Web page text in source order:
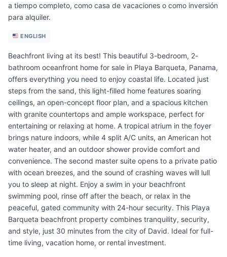
a tiempo completo, como casa de vacaciones o como inversión
para alquiler.
ENGLISH
Beachfront living at its best! This beautiful 3-bedroom, 2-
bathroom oceanfront home for sale in Playa Barqueta, Panama,
offers everything you need to enjoy coastal life. Located just
steps from the sand, this light-filled home features soaring
ceilings, an open-concept floor plan, and a spacious kitchen
with granite countertops and ample workspace, perfect for
entertaining or relaxing at home. A tropical atrium in the foyer
brings nature indoors, while 4 split A/C units, an American hot
water heater, and an outdoor shower provide comfort and
convenience. The second master suite opens to a private patio
with ocean breezes, and the sound of crashing waves will lull
you to sleep at night. Enjoy a swim in your beachfront
swimming pool, rinse off after the beach, or relax in the
peaceful, gated community with 24-hour security. This Playa
Barqueta beachfront property combines tranquility, security,
and style, just 30 minutes from the city of David. Ideal for full-
time living, vacation home, or rental investment.